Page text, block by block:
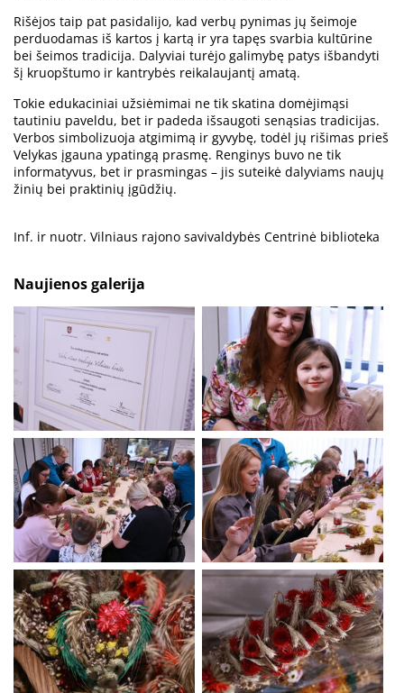
Rišėjos taip pat pasidalijo, kad verbų pynimas jų šeimoje
perduodamas iš kartos į kartą ir yra tapęs svarbia kultūrine
bei šeimos tradicija. Dalyviai turėjo galimybę patys išbandyti
šį kruopštumo ir kantrybės reikalaujantį amatą.
Tokie edukaciniai užsiėmimai ne tik skatina domėjimąsi
tautiniu paveldu, bet ir padeda išsaugoti senąsias tradicijas.
Verbos simbolizuoja atgimimą ir gyvybę, todėl jų rišimas prieš
Velykas įgauna ypatingą prasmę. Renginys buvo ne tik
informatyvus, bet ir prasmingas – jis suteikė dalyviams naujų
žinių bei praktinių įgūdžių.
Inf. ir nuotr. Vilniaus rajono savivaldybės Centrinė biblioteka
Naujienos galerija